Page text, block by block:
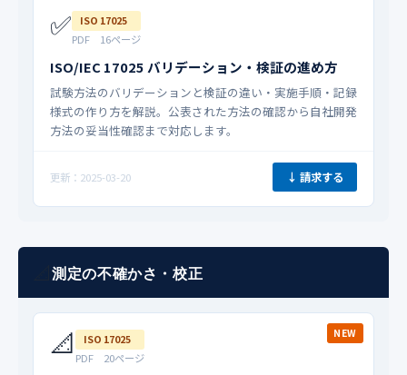
✅ ISO 17025
PDF 16ページ
ISO/IEC 17025 バリデーション・検証の進め方
試験方法のバリデーションと検証の違い・実施手順・記録
様式の作り方を解説。公表された方法の確認から自社開発
方法の妥当性確認まで対応します。
更新：2025-03-20 ↓ 請求する
測定の不確かさ・校正
NEW
📐 ISO 17025
PDF 20ページ